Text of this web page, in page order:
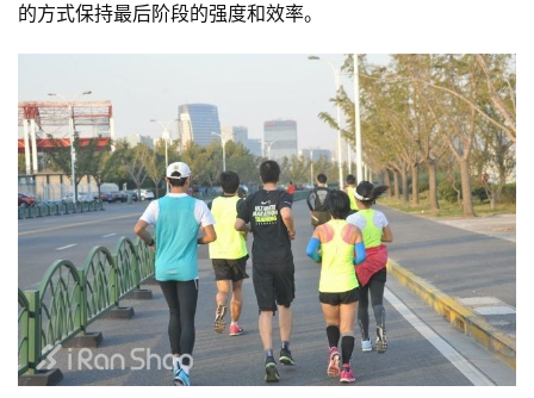
赛
观
察
装
备
训
练
的方式保持最后阶段的强度和效率。